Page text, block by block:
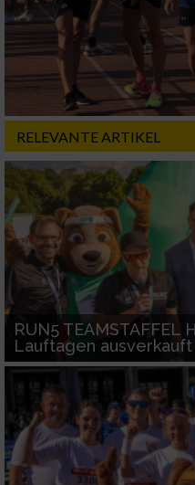
RELEVANTE ARTIKEL
RUN5 TEAMSTAFFEL
Lauftagen ausverkauft